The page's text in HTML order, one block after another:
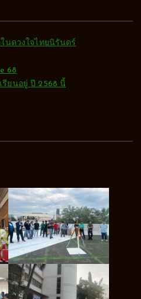
นดวงใจไทยนิรันดร์
68
ยนอยู่ ปี 2568 นี้